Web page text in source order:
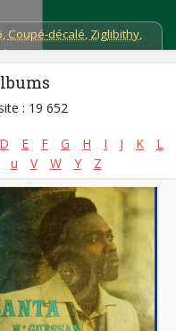
, Coupé-décalé, Ziglibithy,
: 19 652
D E F G H I J K
L
u V W Y Z